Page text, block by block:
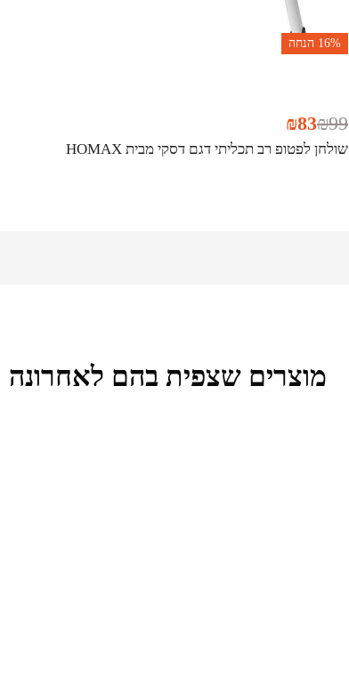
16% הנחה
שולחן לפטופ רב תכליתי דגם דסקי מבית HOMAX
₪99
₪83
מוצרים שצפית בהם לאחרונה